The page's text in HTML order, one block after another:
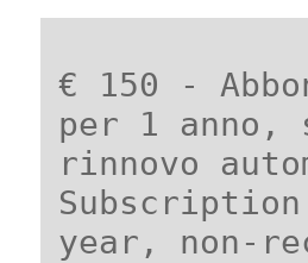
€ 150 -
per 1 anno,
rinnovo
year, non-